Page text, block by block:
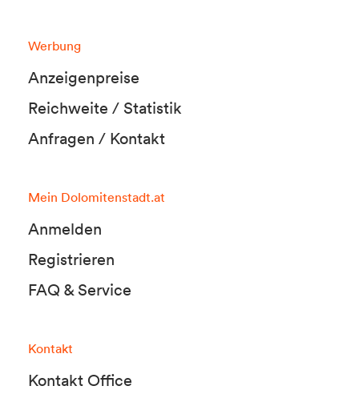
Werbung
Anzeigenpreise
Reichweite / Statistik
Anfragen / Kontakt
Mein Dolomitenstadt.at
Anmelden
Registrieren
FAQ & Service
Kontakt
Kontakt Office